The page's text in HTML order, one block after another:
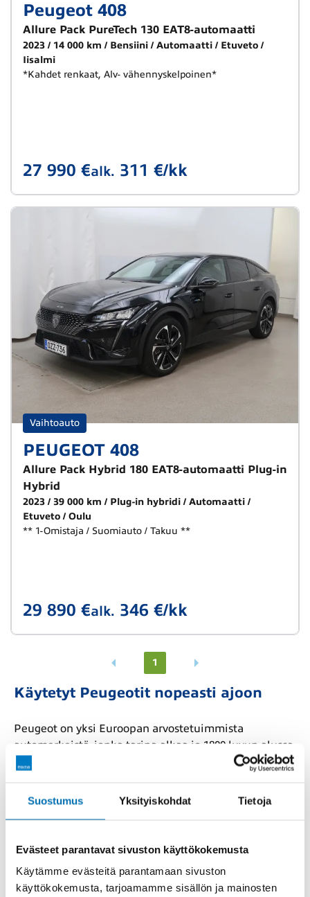
Suostumus Yksityiskohdat Tietoja
Evästeet parantavat sivuston käyttökokemusta
Käytämme evästeitä parantamaan sivuston
käyttökokemusta, tarjoamamme sisällön ja mainosten
Peugeot 408
Allure Pack PureTech 130 EAT8-automaatti
2023 14 000 km Bensiini Automaatti
Etuveto
Iisalmi
*Kahdet renkaat, Alv- vähennyskelpoinen*
27 990 €alk. 311 €/kk
Vaihtoauto
PEUGEOT 408
Allure Pack Hybrid 180 EAT8-automaatti Plug-in
Hybrid
2023 39 000 km Plug-in hybridi
Automaatti
Etuveto
Oulu
** 1-Omistaja / Suomiauto / Takuu **
29 890 €alk. 346 €/kk
1
Käytetyt Peugeotit nopeasti ajoon
Peugeot on yksi Euroopan arvostetuimmista
automerkeistä, jonka tarina alkaa jo 1800-luvun alussa.
Yrityksen alkuvaiheet liittyivät metallituotteisiin,
nopeasti ajoneuvovalmistuksen pariin. Polkupyörien
yhden maailman vanhimmista autonvalmistajista,
jatkuvaan teknologiseen kehitykseen.